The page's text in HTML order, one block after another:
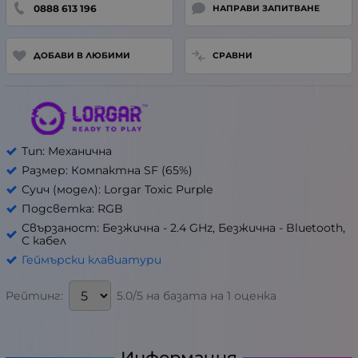
0888 613 196 НАПРАВИ ЗАПИТВАНЕ
ДОБАВИ В ЛЮБИМИ СРАВНИ
Тип: Механична
Размер: Компактна SF (65%)
Суич (модел): Lorgar Toxic Purple
Подсветка: RGB
Свързаност: Безжична - 2.4 GHz, Безжична - Bluetooth,
С кабел
Геймърски клавиатури
Рейтинг: 5.0/5 на базата на 1 оценка